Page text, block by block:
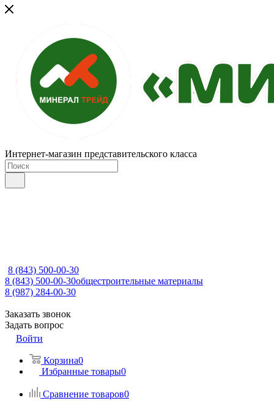
Интернет-магазин представительского класса
8 (843) 500-00-30
8 (843) 500-00-30общестроительные материалы
8 (987) 284-00-30
Заказать звонок
Задать вопрос
Войти
Корзина0
Избранные товары0
Сравнение товаров0